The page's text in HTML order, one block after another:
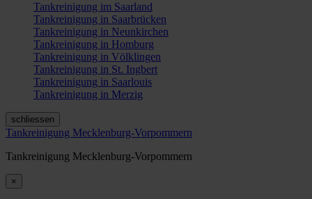
Tankreinigung im Saarland
Tankreinigung in Saarbrücken
Tankreinigung in Neunkirchen
Tankreinigung in Homburg
Tankreinigung in Völklingen
Tankreinigung in St. Ingbert
Tankreinigung in Saarlouis
Tankreinigung in Merzig
schliessen
Tankreinigung Mecklenburg-Vorpommern
Tankreinigung Mecklenburg-Vorpommern
×